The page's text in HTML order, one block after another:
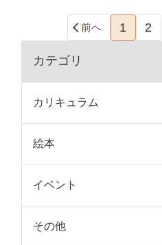
前へ 1 2
カテゴリ
カリキュラム
絵本
イベント
その他